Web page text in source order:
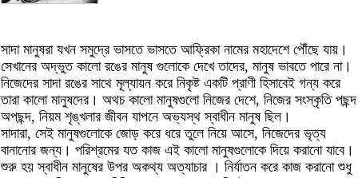
সাদা মানুষরা যখন সমুদ্রে ভাসতে ভাসতে আফ্রিকা নামের মহাদেশে পৌঁছে যায়।
সেখানের অদ্ভুত কালো রঙের মানুষ গুলোকে দেখে তাদের, মানুষ ভাবতে পারে না।
নিজেদের সাদা রঙের সাথে মূল্যায়ন করে নিকৃষ্ট একটি প্রাণী হিসাবেই গন্য করে
তারা কালো মানুষদের। অথচ কালো মানুষগুলো নিজের দেশে, নিজের সংস্কৃতি পছন্দ
অপছন্দ, নিয়ম শৃঙ্খলার জীবন যাপনে অভ্যস্থ স্বাধীন মানুষ ছিল।
সাদারা, সেই মানুষগুলোকে জোড় করে ধরে তুলে নিয়ে আসে, নিজেদের ভৃত্য
বানানোর জন্য। পরিশ্রমের যত কাজ এই কালো মানুষগুলোকে দিয়ে করানো যাবে।
শুরু হয় স্বাধীন মানুষের উপর অকথ্য অত্যাচার । নির্যাতন করে কাজ করানো শুধু